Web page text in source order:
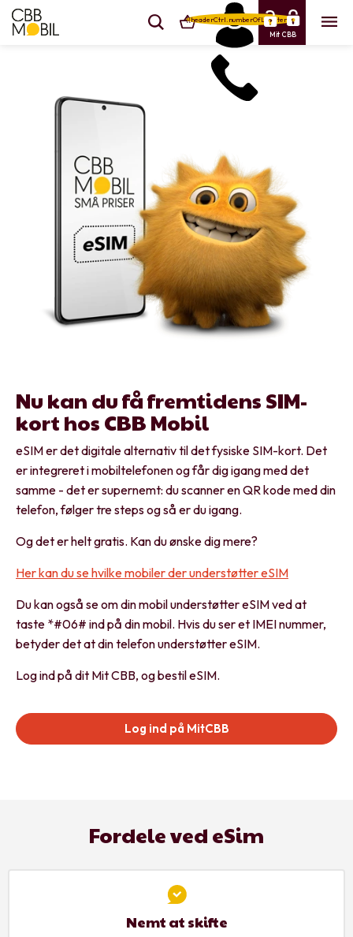
{{headerCtrl.numberOfLineItems}}
Mit CBB
Nu kan du få fremtidens SIM-
kort hos CBB Mobil
eSIM er det digitale alternativ til det fysiske SIM-kort. Det
er integreret i mobiltelefonen og får dig igang med det
samme - det er supernemt: du scanner en QR kode med din
telefon, følger tre steps og så er du igang.
Og det er helt gratis. Kan du ønske dig mere?
Her kan du se hvilke mobiler der understøtter eSIM
Du kan også se om din mobil understøtter eSIM ved at
taste *#06# ind på din mobil. Hvis du ser et IMEI nummer,
betyder det at din telefon understøtter eSIM.
Log ind på dit Mit CBB, og bestil eSIM.
Log ind på MitCBB
Fordele ved eSim
Nemt at skifte